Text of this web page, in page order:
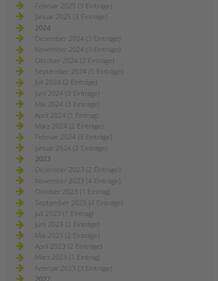
Februar 2025 (3 Einträge)
Januar 2025 (3 Einträge)
2024
Dezember 2024 (3 Einträge)
November 2024 (3 Einträge)
Oktober 2024 (2 Einträge)
September 2024 (5 Einträge)
Juli 2024 (2 Einträge)
Juni 2024 (3 Einträge)
Mai 2024 (3 Einträge)
April 2024 (1 Eintrag)
März 2024 (2 Einträge)
Februar 2024 (3 Einträge)
Januar 2024 (2 Einträge)
2023
Dezember 2023 (2 Einträge)
November 2023 (4 Einträge)
Oktober 2023 (1 Eintrag)
September 2023 (4 Einträge)
Juli 2023 (1 Eintrag)
Juni 2023 (2 Einträge)
Mai 2023 (2 Einträge)
April 2023 (2 Einträge)
März 2023 (1 Eintrag)
Februar 2023 (3 Einträge)
2022